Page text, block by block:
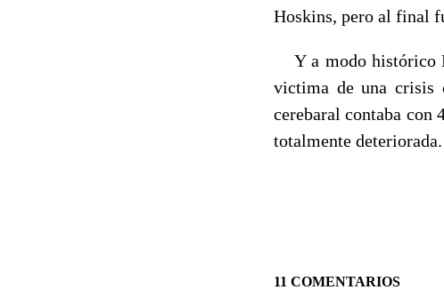
Hoskins, pero al final
Y a modo histórico
victima de una crisis
cerebaral contaba con
totalmente deteriorada.
11 COMENTARIOS